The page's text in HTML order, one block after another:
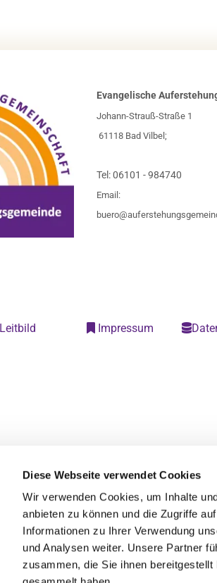
Diese Webseite verwendet Cookies
Wir verwenden Cookies, um Inhalte
anbieten zu können und die Zugriffe
Informationen zu Ihrer Verwendung
und Analysen weiter. Unsere Partner
zusammen, die Sie ihnen
Evangelische
Johann-Strauß-Straße 1
61118 Bad Vilbel;
Tel:06101 - 984740
Email:
Leitbild  Impressum 